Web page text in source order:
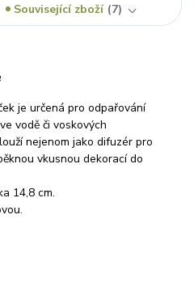
Související zboží 7
je určená pro odpařování
vodě či voskových
nejenom jako difuzér pro
vkusnou dekorací do
14,8 cm.